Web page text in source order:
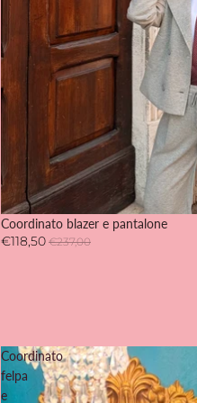
-50%
Coordinato blazer e pantalone
€118,50 €237,00
Coordinato
felpa
e